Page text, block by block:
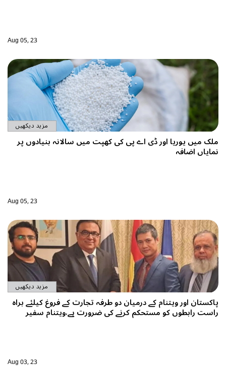
Aug 05, 23
مزید دیکھیں
ملک میں یوریا اور ڈی اے پی کی کھپت میں سالانہ بنیادوں پر
نمایاں اضافہ
Aug 05, 23
مزید دیکھیں
پاکستان اور ویتنام کے درمیان دو طرفہ تجارت کے فروغ کیلئے براہ
راست رابطوں کو مستحکم کرنے کی ضرورت ہے،ویتنام سفیر
Aug 03, 23